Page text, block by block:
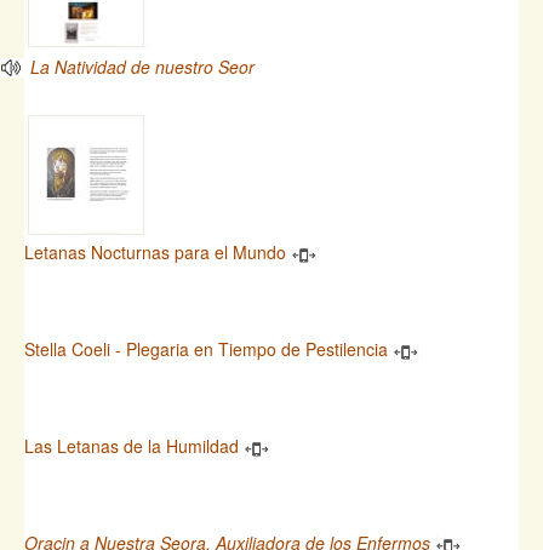
La Natividad de nuestro Seor
Letanas Nocturnas para el Mundo
Stella Coeli - Plegaria en Tiempo de Pestilencia
Las Letanas de la Humildad
Oracin a Nuestra Seora, Auxiliadora de los Enfermos